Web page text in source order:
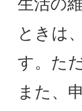
ときは
す。た
また、